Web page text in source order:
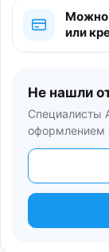
Можно
или
Не нашли
Специалисты
оформлением